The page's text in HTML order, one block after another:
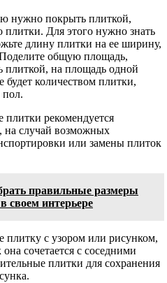
нужно покрыть плиткой,
плитки. Для этого нужно знать
длину плитки на ее ширину,
общую площадь,
плиткой, на площадь одной
количеством плитки,
пол.
рекомендуется
на случай возможных
или замены плиток
правильные размеры
своем интерьере
плитку с узором или рисунком,
сочетается с соседними
плитки для сохранения